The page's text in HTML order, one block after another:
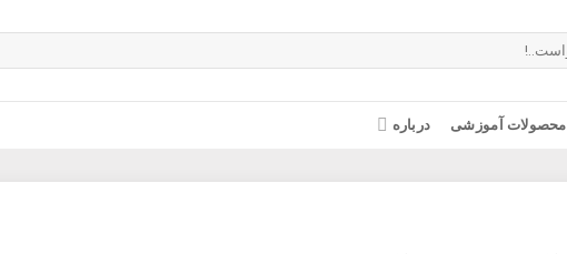
محصولات آموزشی درباره